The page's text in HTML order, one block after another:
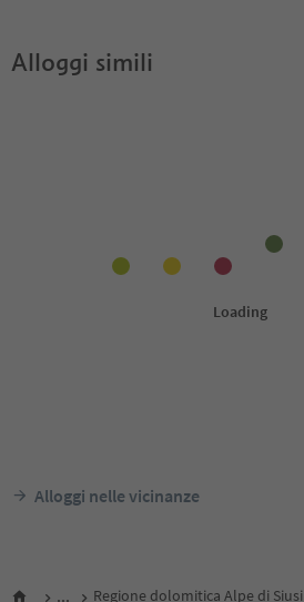
Alloggi simili
Alloggi nelle vicinanze
... Regione dolomitica Alpe di Siusi